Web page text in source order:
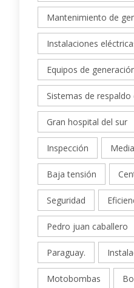
Mantenimiento de
Instalaciones
Equipos de
Sistemas de
Gran hospital del sur
Inspección
Baja tensión
Seguridad
Pedro juan caballero
Paraguay.
Motobombas